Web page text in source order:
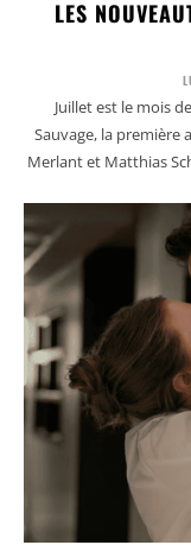
LES
Juillet est le mois
Sauvage, la première
Merlant et Matthias